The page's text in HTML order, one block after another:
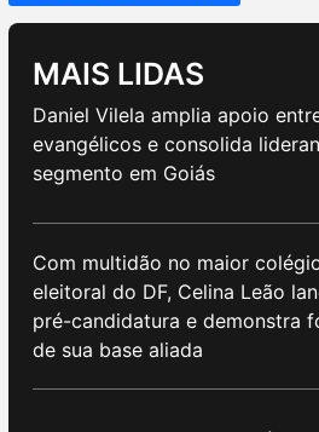
MAIS LIDAS
Daniel Vilela amplia apoio
evangélicos e consolida
segmento em Goiás
Com multidão no maior
eleitoral do DF, Celina Leão
pré-candidatura e demonstra
de sua base aliada